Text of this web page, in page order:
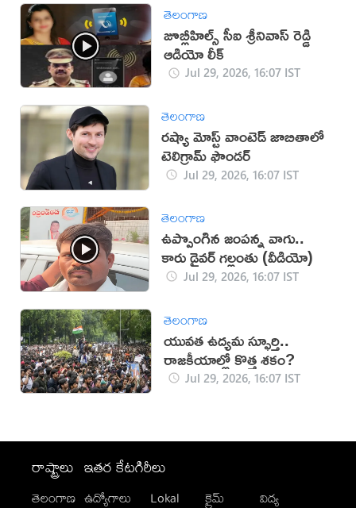
తెలంగాణ
జూబ్లీహిల్స్ సీఐ శ్రీనివాస్ రెడ్డి
ఆడియో లీక్
Jul 29, 2026, 16:07 IST
తెలంగాణ
రష్యా మోస్ట్ వాంటెడ్ జాబితాలో
టెలిగ్రామ్ ఫౌండర్
Jul 29, 2026, 16:07 IST
తెలంగాణ
ఉప్పొంగిన జంపన్న వాగు..
కారు డ్రైవర్ గల్లంతు (వీడియో)
Jul 29, 2026, 16:07 IST
తెలంగాణ
యువత ఉద్యమ స్ఫూర్తి..
రాజకీయాల్లో కొత్త శకం?
Jul 29, 2026, 16:07 IST
రాష్ట్రాలు
తెలంగాణ
ఇతర కేటగిరీలు
ఉద్యోగాలు
Lokal
క్రైమ్
విద్య